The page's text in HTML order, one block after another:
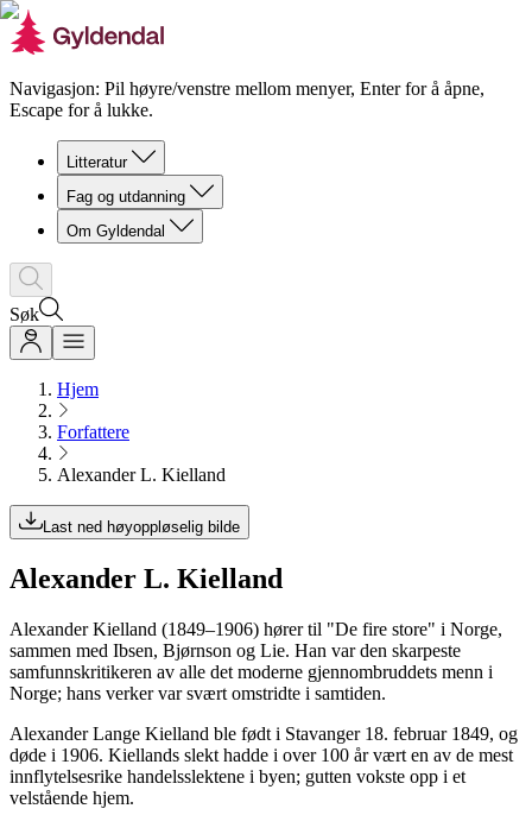
Navigasjon: Pil høyre/venstre mellom menyer, Enter for å åpne,
Escape for å lukke.
Litteratur
Fag og utdanning
Om Gyldendal
Søk
Hjem
Forfattere
Alexander L. Kielland
Last ned høyoppløselig bilde
Alexander L. Kielland
Alexander Kielland (1849–1906) hører til "De fire store" i Norge,
sammen med Ibsen, Bjørnson og Lie. Han var den skarpeste
samfunnskritikeren av alle det moderne gjennombruddets menn i
Norge; hans verker var svært omstridte i samtiden.
Alexander Lange Kielland ble født i Stavanger 18. februar 1849, og
døde i 1906. Kiellands slekt hadde i over 100 år vært en av de mest
innflytelsesrike handelsslektene i byen; gutten vokste opp i et
velstående hjem.